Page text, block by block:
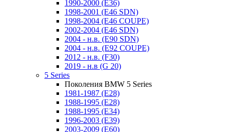
1990-2000 (E36)
1998-2001 (E46 SDN)
1998-2004 (E46 COUPE)
2002-2004 (E46 SDN)
2004 - н.в. (E90 SDN)
2004 - н.в. (E92 COUPE)
2012 - н.в. (F30)
2019 - н.в (G 20)
5 Series
Поколения BMW 5 Series
1981-1987 (E28)
1988-1995 (E28)
1988-1995 (E34)
1996-2003 (E39)
2003-2009 (E60)